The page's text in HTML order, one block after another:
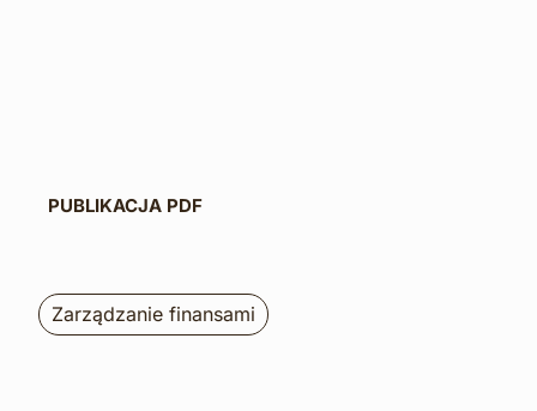
PUBLIKACJA PDF
Zarządzanie finansami